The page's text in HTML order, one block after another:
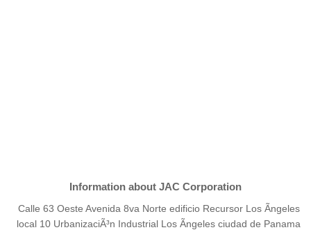
Information about JAC Corporation
Calle 63 Oeste Avenida 8va Norte edificio Recursor Los Ãngeles
local 10 UrbanizaciÃ³n Industrial Los Ãngeles ciudad de Panama